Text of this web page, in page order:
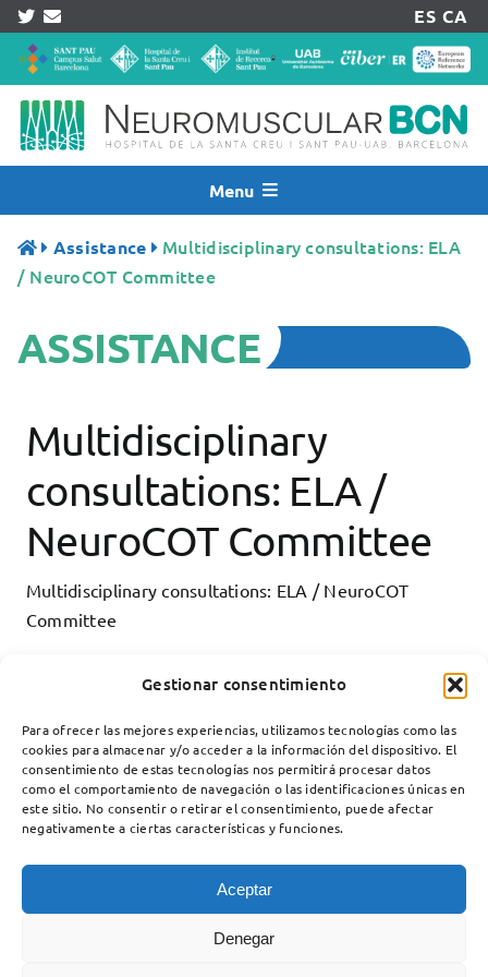
Gestionar consentimiento
Para ofrecer las mejores experiencias, utilizamos tecnologías como las
cookies para almacenar y/o acceder a la información del dispositivo. El
consentimiento de estas tecnologías nos permitirá procesar datos
como el comportamiento de navegación o las identificaciones únicas en
este sitio. No consentir o retirar el consentimiento, puede afectar
negativamente a ciertas características y funciones.
Aceptar
Denegar
Skip
content
ES CA
Menu
News
Assistance
Accredited Center
Records
Services
Collaborate
Contact
Assistance
Multidisciplinary consultations: ELA
/ NeuroCOT Committee
ASSISTANCE
Multidisciplinary
consultations: ELA /
NeuroCOT Committee
Multidisciplinary consultations: ELA / NeuroCOT
Committee
Neuromuscular Diseases Unit
Neurology Service
Hospital Santa Creu i Sant Pau